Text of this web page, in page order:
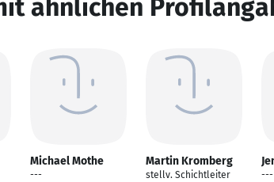
ähnlichen
Michael Mothe
---
Martin Kromberg
stellv. Schichtleiter
---